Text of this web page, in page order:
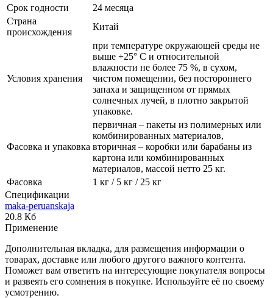
Срок годности
24 месяца
Страна
происхождения
Китай
Условия хранения
при температуре окружающей среды не
выше +25° С и относительной
влажности не более 75 %, в сухом,
чистом помещении, без постороннего
запаха и защищенном от прямых
солнечных лучей, в плотно закрытой
упаковке.
Фасовка и упаковка
первичная – пакеты из полимерных или
комбинированных материалов,
вторичная – коробки или барабаны из
картона или комбинированных
материалов, массой нетто 25 кг.
Фасовка
1 кг / 5 кг / 25 кг
Спецификации
maka-peruanskaja
20.8 Кб
Применение
Дополнительная вкладка, для размещения информации о
товарах, доставке или любого другого важного контента.
Поможет вам ответить на интересующие покупателя вопросы
и развеять его сомнения в покупке. Используйте её по своему
усмотрению.